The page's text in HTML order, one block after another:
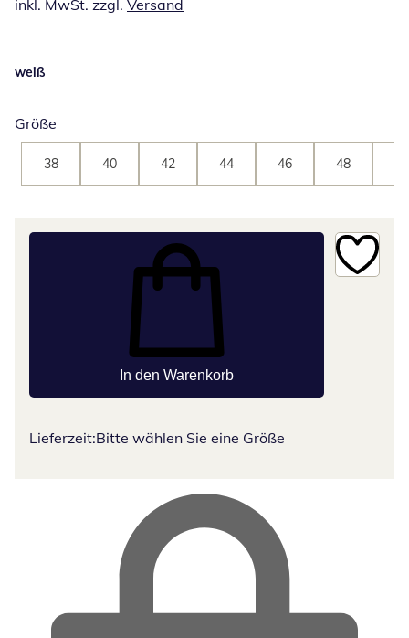
inkl. MwSt. zzgl. Versand
weiß
Größe
38 40 42 44 46 48
In den Warenkorb
Lieferzeit:Bitte wählen Sie eine Größe